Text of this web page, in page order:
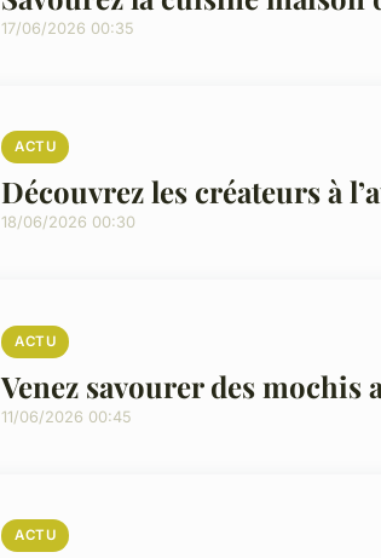
17/06/2026 00:35
ACTU
Découvrez les créateurs à
18/06/2026 00:30
ACTU
Venez savourer des
11/06/2026 00:45
ACTU